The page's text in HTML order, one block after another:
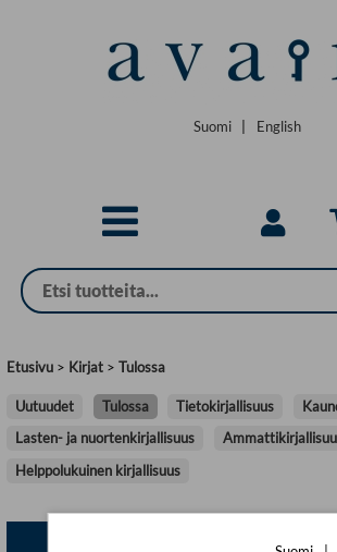
Suomi English
Etusivu > Kirjat >Tulossa
Uutuudet Tulossa Tietokirjallisuus
Lasten- ja nuortenkirjallisuus
Helppolukuinen kirjallisuus